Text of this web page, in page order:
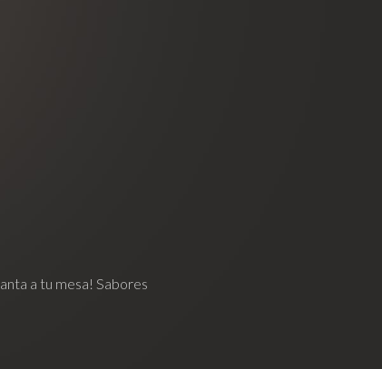
a tu mesa! Sabores